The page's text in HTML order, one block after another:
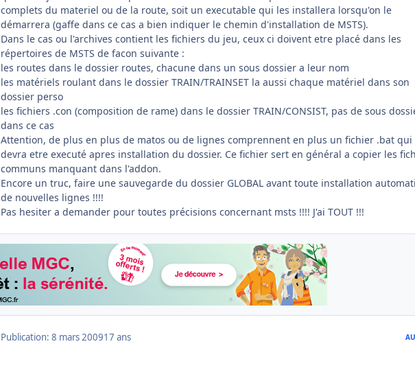
complets du materiel ou de la route, soit un executable qui les installera lorsqu'on le
démarrera (gaffe dans ce cas a bien indiquer le chemin d'installation de MSTS).
Dans le cas ou l'archives contient les fichiers du jeu, ceux ci doivent etre placé dans les
répertoires de MSTS de facon suivante :
les routes dans le dossier routes, chacune dans un sous dossier a leur nom
les matériels roulant dans le dossier TRAIN/TRAINSET la aussi chaque matériel dans son
dossier perso
les fichiers .con (composition de rame) dans le dossier TRAIN/CONSIST, pas de sous
dans ce cas
Attention, de plus en plus de matos ou de lignes comprennent en plus un fichier .bat qui
devra etre executé apres installation du dossier. Ce fichier sert en général a copier les
communs manquant dans l'addon.
Encore un truc, faire une sauvegarde du dossier GLOBAL avant toute installation
de nouvelles lignes !!!!
Pas hesiter a demander pour toutes précisions concernant msts !!!! J'ai TOUT !!!
Publication: 8 mars 200917 ans